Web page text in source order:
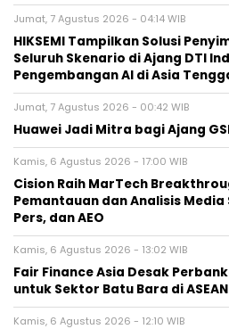
Jumat, 7 Agustus 2026 - 04:14 WIB
HIKSEMI Tampilkan Solusi
Seluruh Skenario di Ajang DTI
Pengembangan AI di Asia
Jumat, 7 Agustus 2026 - 00:42 WIB
Huawei Jadi Mitra bagi Ajang
Kamis, 6 Agustus 2026 - 17:00 WIB
Cision Raih MarTech
Pemantauan dan Analisis
Pers, dan AEO
Kamis, 6 Agustus 2026 - 13:02 WIB
Fair Finance Asia Desak
untuk Sektor Batu Bara di ASEAN
Kamis, 6 Agustus 2026 - 12:10 WIB